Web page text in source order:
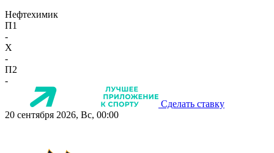
Нефтехимик
П1
-
X
-
П2
-
Сделать ставку
20 сентября 2026, Вс, 00:00